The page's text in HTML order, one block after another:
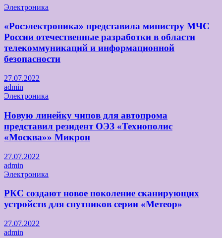
Электроника
«Росэлектроника» представила министру МЧС
России отечественные разработки в области
телекоммуникаций и информационной
безопасности
27.07.2022
admin
Электроника
Новую линейку чипов для автопрома
представил резидент ОЭЗ «Технополис
«Москва»» Микрон
27.07.2022
admin
Электроника
РКС создают новое поколение сканирующих
устройств для спутников серии «Метеор»
27.07.2022
admin